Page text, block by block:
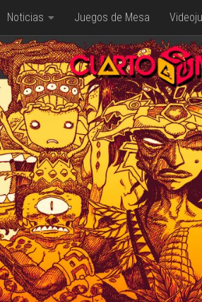
Noticias Juegos de Mesa